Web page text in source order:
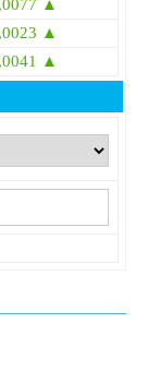
▲
▲
▲